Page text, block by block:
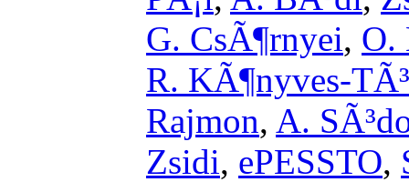
G. CsÃ¶rnyei, O.
R. KÃ¶nyves-
Rajmon, A.
Zsidi, ePESSTO,